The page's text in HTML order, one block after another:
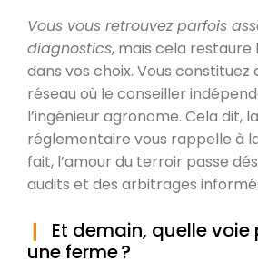
Vous vous retrouvez parfois
diagnostics, mais cela restaure
dans vos choix. Vous constituez
réseau où le conseiller
l’ingénieur agronome. Cela dit,
réglementaire vous rappelle à
fait, l’amour du terroir passe
audits et des arbitrages
Et demain, quelle
une ferme ?